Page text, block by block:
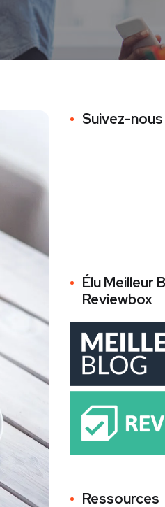
Suivez-
Élu Meilleur
Reviewbox
Ressources